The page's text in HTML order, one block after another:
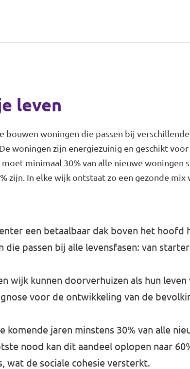
leven
bouwen woningen die passen bij
woningen zijn energiezuinig en geschikt voor
minimaal 30% van alle nieuwe woningen
zijn. In elke wijk ontstaat zo een gezonde mix
een betaalbaar dak boven het hoofd
passen bij alle levensfasen: van
wijk kunnen doorverhuizen als hun
voor de ontwikkeling van de
jaren minstens 30% van alle
nood kan dit aandeel oplopen naar
wat de sociale cohesie versterkt.